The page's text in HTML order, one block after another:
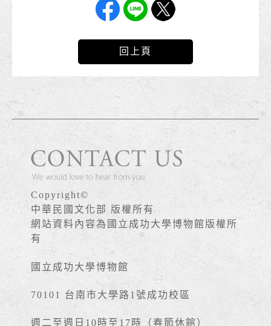
回上頁
Copyright©
中華民國文化部 版權所有
網站資料內容為國立成功大學博物館版權所
有
國立成功大學博物館
70101 台南市大學路1號成功校區
週二至週日10時至17時（春節休館）